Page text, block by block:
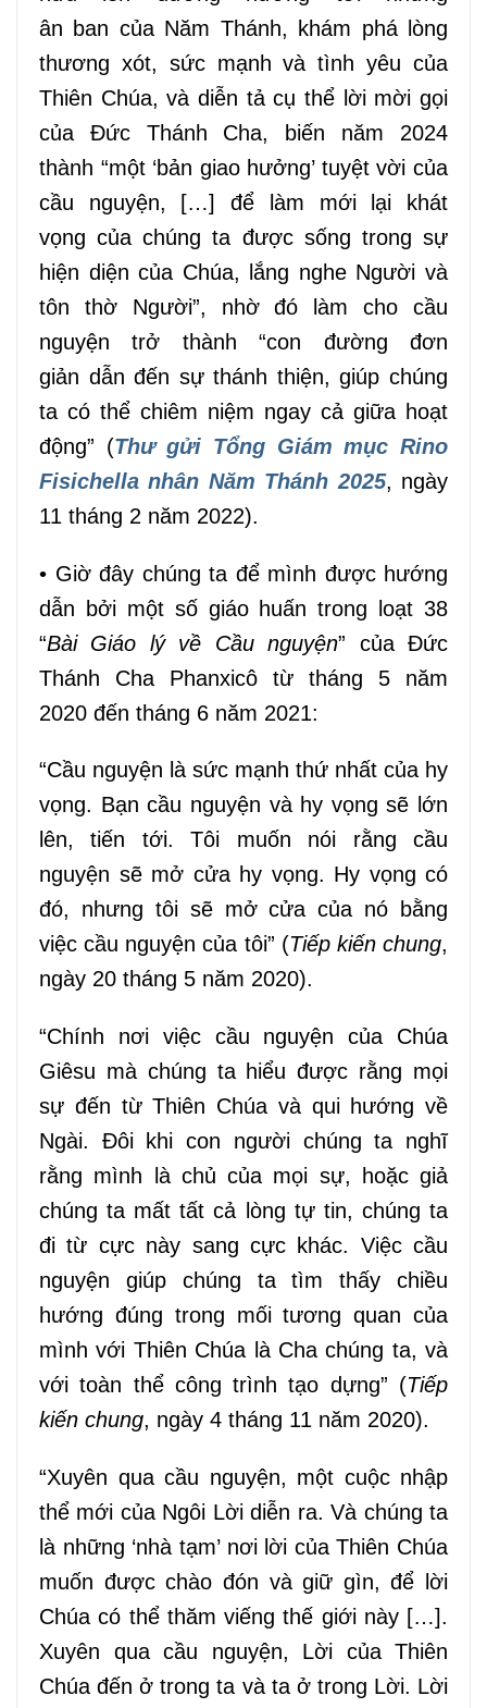
ân ban của Năm Thánh, khám phá lòng
thương xót, sức mạnh và tình yêu của
Thiên Chúa,và diễn tảcụ thể lời mời gọi
của Đức Thánh Cha, biến năm 2024
thành “một ‘bản giao hưởng’ tuyệt vờicủa
cầu nguyện, […] để
làm mới
lại khát
vọngcủa chúng ta được sống trongsự
hiện diện của Chúa, lắng nghe Người và
tôn thờ Người”, nhờđó làm chocầu
nguyệntrở thành “con đườngđơn
giản dẫn đến sự thánh thiện, giúp chúng
ta có thể chiêm niệm ngay cả giữa hoạt
động” (Thư gửi Tổng Giám mụcRino
Fisichella nhân Năm Thánh 2025, ngày
11 tháng 2 năm 2022).
• Giờ đây chúng ta để mình được hướng
dẫn bởi một số giáo huấn trong loạt 38
“Bài Giáo lý về Cầu nguyện” của Đức
Thánh Cha Phanxicô từ tháng 5 năm
2020 đến tháng 6 năm 2021:
“Cầu nguyện là sức mạnh thứ nhất của hy
vọng. Bạn cầu nguyện và hy vọng sẽ lớn
lên, tiến tới. Tôi muốn nói rằng cầu
nguyện sẽ mở cửa hy vọng. Hy vọng có
đó, nhưng tôi sẽ mở cửa của nó bằng
việc cầu nguyện của tôi” (Tiếp kiến chung,
ngày 20 tháng 5 năm 2020).
“Chính nơi việc cầu nguyện của Chúa
Giêsu mà chúng ta hiểu được rằng mọi
sự đến từ Thiên Chúa và qui hướng về
Ngài. Đôi khi con người chúng ta nghĩ
rằng mình là chủ của mọi sự, hoặc giả
chúng ta mất tất cả lòng tự tin, chúng ta
đi từ cực này sang cực khác. Việc cầu
nguyện giúp chúng ta tìm thấy chiều
hướng đúng trong mối tương quan của
mình với Thiên Chúa là Cha chúng ta, và
với toàn thể công trình tạo dựng” (Tiếp
kiến chung, ngày 4 tháng 11 năm 2020).
“Xuyên qua cầu nguyện, một cuộc nhập
thể mới của Ngôi Lời diễn ra. Và chúng ta
là những ‘nhà tạm’ nơi lời của Thiên Chúa
muốn được chào đón và giữ gìn, để lời
Chúa có thể thăm viếng thế giới này […].
Xuyên qua cầu nguyện, Lời của Thiên
Chúa đến ở trong ta và ta ở trong Lời. Lời